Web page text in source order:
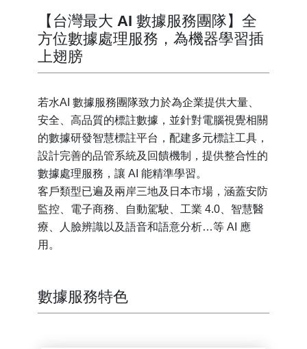
【台灣最大 AI 數據服務團隊】全
方位數據處理服務，為機器學習插
上翅膀
若水AI 數據服務團隊致力於為企業提供大量、
安全、高品質的標註數據，並針對電腦視覺相關
的數據研發智慧標註平台，配建多元標註工具，
設計完善的品管系統及回饋機制，提供整合性的
數據處理服務，讓 AI 能精準學習。
客戶類型已遍及兩岸三地及日本市場，涵蓋安防
監控、電子商務、自動駕駛、工業 4.0、智慧醫
療、人臉辨識以及語音和語意分析…等 AI 應
用。
數據服務特色